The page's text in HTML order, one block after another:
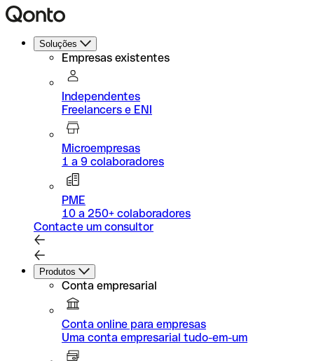
Soluções
Empresas existentes
Independentes
Freelancers e ENI
Microempresas
1 a 9 colaboradores
PME
10 a 250+ colaboradores
Contacte um consultor
Produtos
Conta empresarial
Conta online para empresas
Uma conta empresarial tudo-em-um